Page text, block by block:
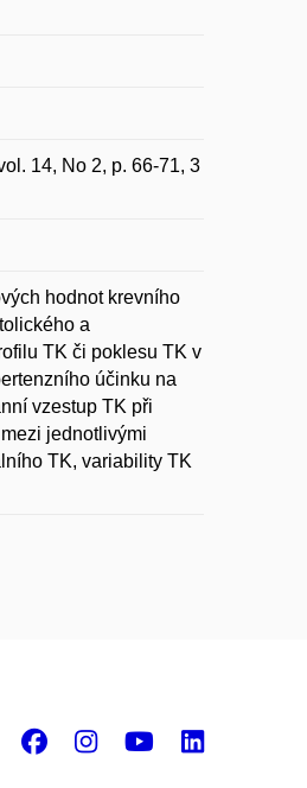
14, No 2, p. 66-71, 3
hodnot krevního
a
TK či poklesu TK v
účinku na
vzestup TK při
jednotlivými
TK, variability TK
Facebook
Instagram
Youtube